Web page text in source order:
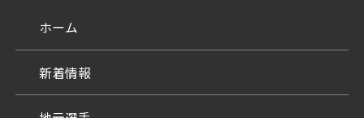
ホーム
新着情報